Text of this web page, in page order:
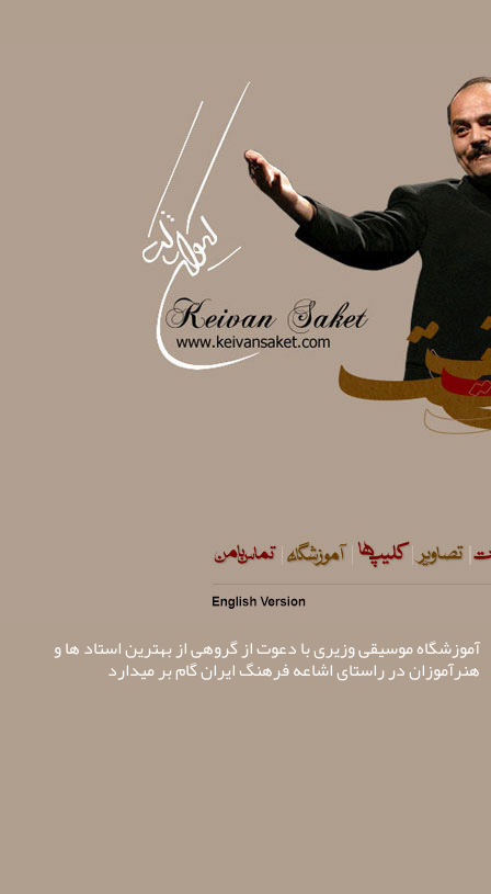
آموزشگاه موسیقی وزیری با دعوت از گروهی از بهترین استاد ها و
هنرآموزان در راستای اشاعه فرهنگ ایران گام بر میدارد